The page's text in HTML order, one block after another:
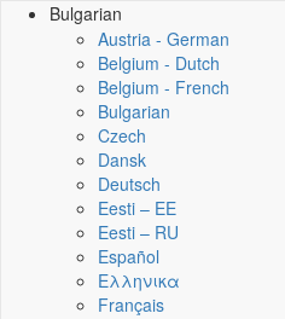
Bulgarian
Austria - German
Belgium - Dutch
Belgium - French
Bulgarian
Czech
Dansk
Deutsch
Eesti – EE
Eesti – RU
Español
Ελληνικα
Français